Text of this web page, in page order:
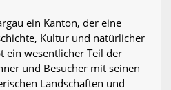
ein Kanton, der eine
Kultur und natürlicher
ein wesentlicher Teil der
und Besucher mit seinen
Landschaften und